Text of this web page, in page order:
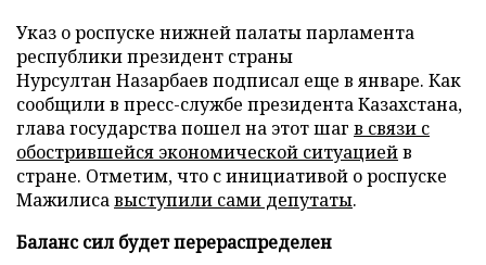
Указ о роспуске нижней палаты парламента
республики президент страны
Нурсултан Назарбаев подписал еще в январе. Как
сообщили в пресс-службе президента Казахстана,
глава государства пошел на этот шаг в связи с
обострившейся экономической ситуациейв
стране. Отметим, что с инициативой о роспуске
Мажилисавыступили сами депутаты.
Баланс сил будет перераспределен